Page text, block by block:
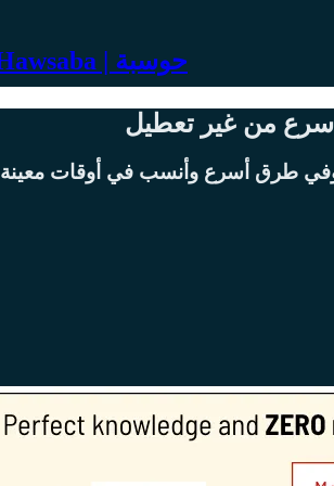
Hawsaba | حوسبة
أسرع من غير تعطيل
وفي طرق أسرع وأنسب في أوقات معينة